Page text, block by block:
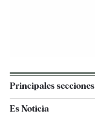
Principales secciones
Es Noticia